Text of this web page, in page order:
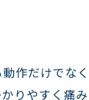
作だけでな
りやすく痛